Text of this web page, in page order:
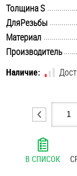
Такелаж
Хомуты
Шплинты
Штифты и
Толщина S
ДляРезьбы
Материал
Производитель
Наличие:
В СПИСОК